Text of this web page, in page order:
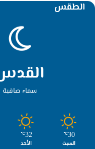
الطقس
سماء صافية
30
℃
السبت
32
℃
الأحد